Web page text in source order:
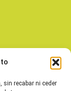
sin recabar ni ceder